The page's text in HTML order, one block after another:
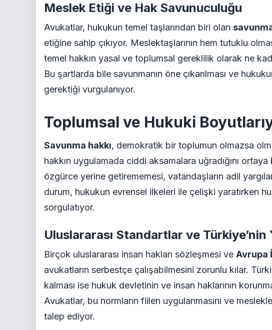
Meslek Etiği ve Hak Savunuculuğu
Avukatlar, hukukun temel taşlarından biri olan
etiğine sahip çıkıyor. Meslektaşlarının hem tutuklu
temel hakkın yasal ve toplumsal gereklilik olarak ne
Bu şartlarda bile savunmanın öne çıkarılması ve
gerektiği vurgulanıyor.
Toplumsal ve Hukuki
Savunma hakkı, demokratik bir toplumun olmazsa
hakkın uygulamada ciddi aksamalara uğradığını
özgürce yerine getirememesi, vatandaşların adil
durum, hukukun evrensel ilkeleri ile çelişki yaratırken
sorgulatıyor.
Uluslararası Standartlar ve Türkiye’nin
Birçok uluslararası insan hakları sözleşmesi ve Avrupa
avukatların serbestçe çalışabilmesini zorunlu kılar.
kalması ise hukuk devletinin ve insan haklarının
Avukatlar, bu normların fiilen uygulanmasını ve
talep ediyor.